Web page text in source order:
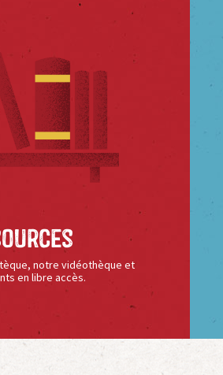
notre vidéothèque et
en libre accès.